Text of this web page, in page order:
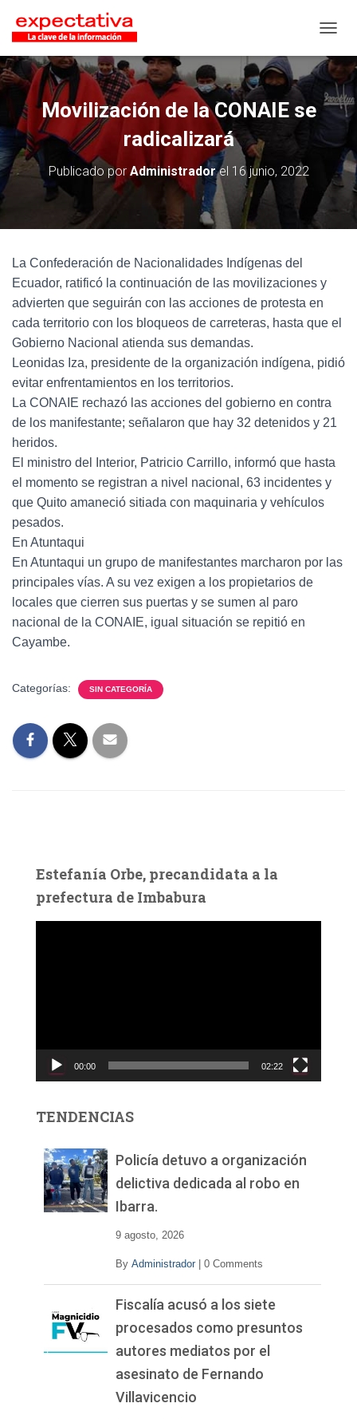
Movilización de la CONAIE se
radicalizará
Publicado por Administradorel 16 junio, 2022
La Confederación de Nacionalidades Indígenas del
Ecuador, ratificó la continuación de las movilizaciones y
advierten que seguirán con las acciones de protesta en
cada territorio con los bloqueos de carreteras, hasta que el
Gobierno Nacional atienda sus demandas.
Leonidas Iza, presidente de la organización indígena, pidió
evitar enfrentamientos en los territorios.
La CONAIE rechazó las acciones del gobierno en contra
de los manifestante; señalaron que hay 32 detenidos y 21
heridos.
El ministro del Interior, Patricio Carrillo, informó que hasta
el momento se registran a nivel nacional, 63 incidentes y
que Quito amaneció sitiada con maquinaria y vehículos
pesados.
En Atuntaqui
En Atuntaqui un grupo de manifestantes marcharon por las
principales vías. A su vez exigen a los propietarios de
locales que cierren sus puertas y se sumen al paro
nacional de la CONAIE, igual situación se repitió en
Cayambe.
Categorías: SIN CATEGORÍA
Estefanía Orbe, precandidata a la
prefectura de Imbabura
c
d
00:00 02:22
TENDENCIAS
Policía detuvo a organización
delictiva dedicada al robo en
Ibarra.
9 agosto, 2026
By Administrador 0 Comments
Fiscalía acusó a los siete
procesados como presuntos
autores mediatos por el
asesinato de Fernando
Villavicencio